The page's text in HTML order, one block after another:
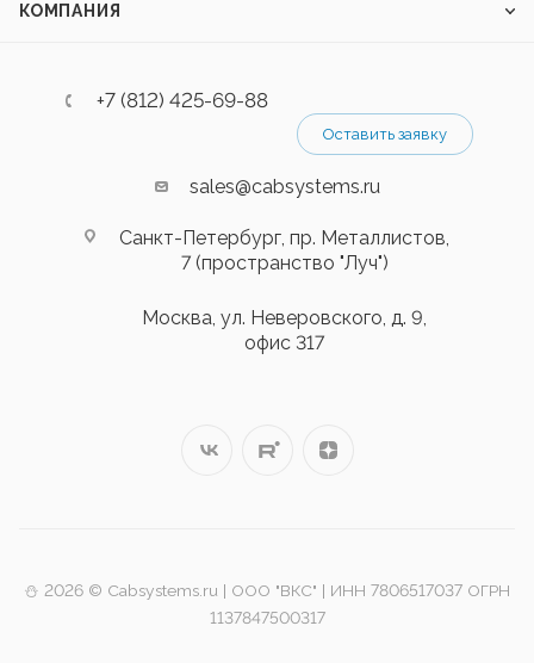
КОМПАНИЯ
+7 (812) 425-69-88
Оставить заявку
sales@cabsystems.ru
Санкт-Петербург, пр. Металлистов,
7 (пространство "Луч")
Москва, ул. Неверовского, д. 9,
офис 317
⛄️ 2026 © Cabsystems.ru | ООО "ВКС" | ИНН 7806517037 ОГРН
1137847500317